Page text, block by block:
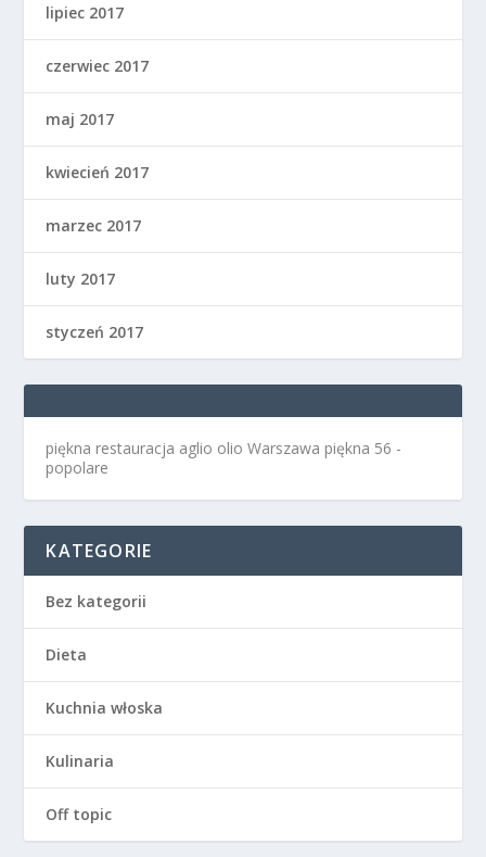
lipiec 2017
czerwiec 2017
maj 2017
kwiecień 2017
marzec 2017
luty 2017
styczeń 2017
piękna restauracja aglio olio Warszawa piękna 56 -
popolare
KATEGORIE
Bez kategorii
Dieta
Kuchnia włoska
Kulinaria
Off topic